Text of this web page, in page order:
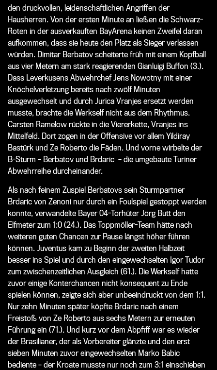
den druckvollen, leidenschaftlichen Angriffen der
Hausherren. Von der ersten Minute an ließen die Schwarz-
Roten in der ausverkauften BayArena keinen Zweifel daran
aufkommen, dass sie heute den Platz als Sieger verlassen
würden. Dimitar Berbatov scheiterte früh mit einem Kopfball
aus vier Metern am stark reagierenden Gianluigi Buffon (3.).
Dass Leverkusens Abwehrchef Jens Nowotny mit einer
Knöchelverletzung bereits nach zwölf Minuten
ausgewechselt und durch Jurica Vranjes ersetzt werden
musste, brachte die Werkself nicht aus dem Rhythmus.
Carsten Ramelow rückte in die Viererkette, Vranjes ins
Mittelfeld. Dort zogen in der Offensive vor allem Yildiray
Bastürk und Ze Roberto die Fäden. Und vorne wirbelte der
B-Sturm – Berbatov und Brdaric – die umgebaute Turiner
Abwehrreihe durcheinander.
Als nach feinem Zuspiel Berbatovs sein Sturmpartner
Brdaric von Zenoni nur durch ein Foulspiel gestoppt werden
konnte, verwandelte Bayer 04-Torhüter Jörg Butt den
Elfmeter zum 1:0 (24.). Das Toppmöller-Team hätte nach
weiteren guten Chancen zur Pause längst höher führen
können. Juventus kam zu Beginn der zweiten Halbzeit
besser ins Spiel und durch den eingewechselten Igor Tudor
zum zwischenzeitlichen Ausgleich (61.). Die Werkself hatte
zuvor einige Konterchancen nicht konsequent zu Ende
spielen können, zeigte sich aber unbeeindruckt von dem 1:1.
Nur zehn Minuten später köpfte Brdaric nach einem
Freistoß von Ze Roberto aus sechs Metern zur erneuten
Führung ein (71.). Und kurz vor dem Abpfiff war es wieder
der Brasilianer, der als Vorbereiter glänzte und den erst
sieben Minuten zuvor eingewechselten Marko Babic
bediente – der Kroate musste nur noch zum 3:1 einschieben